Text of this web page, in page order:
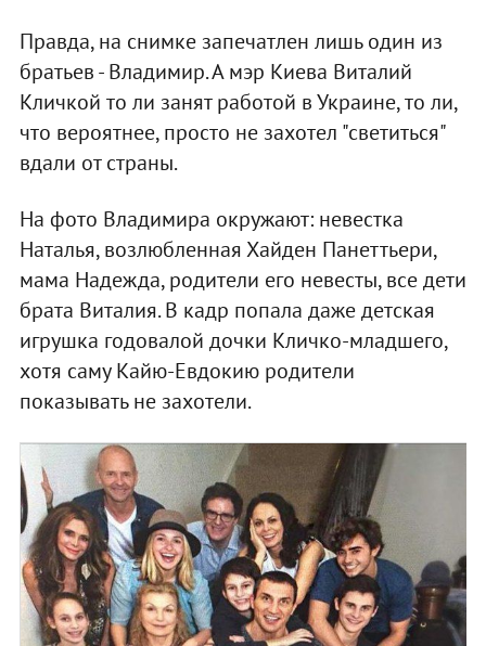
Правда, на снимке запечатлен лишь один из
братьев - Владимир. А мэр Киева Виталий
Кличкой то ли занят работой в Украине, то ли,
что вероятнее, просто не захотел "светиться"
вдали от страны.
На фото Владимира окружают: невестка
Наталья, возлюбленная Хайден Панеттьери,
мама Надежда, родители его невесты, все дети
брата Виталия. В кадр попала даже детская
игрушка годовалой дочки Кличко-младшего,
хотя саму Кайю-Евдокию родители
показывать не захотели.